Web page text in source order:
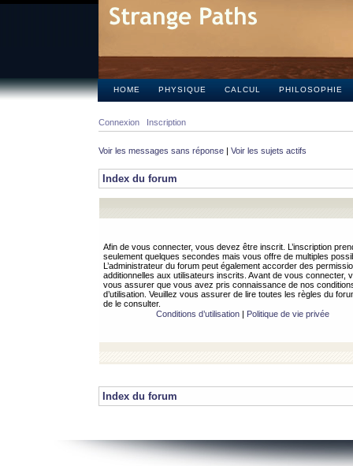
HOME PHYSIQUE CALCUL PHILOSOPHIE
Connexion Inscription
Voir les messages sans réponse | Voir les sujets actifs
Index du forum
Afin de vous connecter, vous devez être inscrit. L’inscription
seulement quelques secondes mais vous offre de multiples
L’administrateur du forum peut également accorder des
additionnelles aux utilisateurs inscrits. Avant de vous connecter,
vous assurer que vous avez pris connaissance de nos
d’utilisation. Veuillez vous assurer de lire toutes les règles du
de le consulter.
Conditions d’utilisation| Politique de vie privée
Index du forum